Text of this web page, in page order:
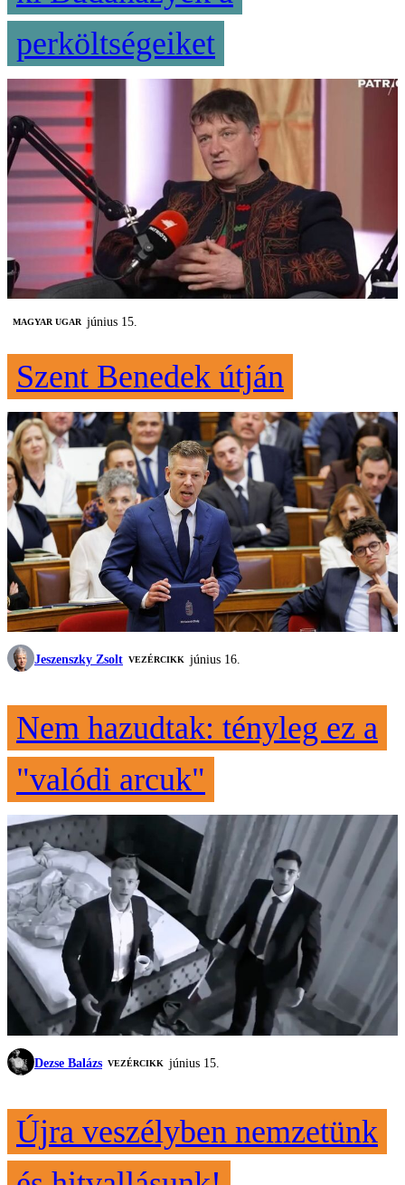
perköltségeiket
MAGYAR UGAR június 15.
Szent Benedek útján
Jeszenszky Zsolt VEZÉRCIKK június 16.
Nem hazudtak: tényleg ez a
"valódi arcuk"
Dezse Balázs VEZÉRCIKK június 15.
Újra veszélyben nemzetünk